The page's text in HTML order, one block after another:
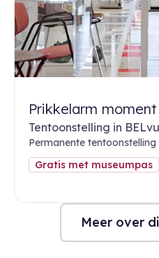
Prikkelarm moment
Tentoonstelling in
Permanente tentoonstelling
Gratis met museumpas
Meer over